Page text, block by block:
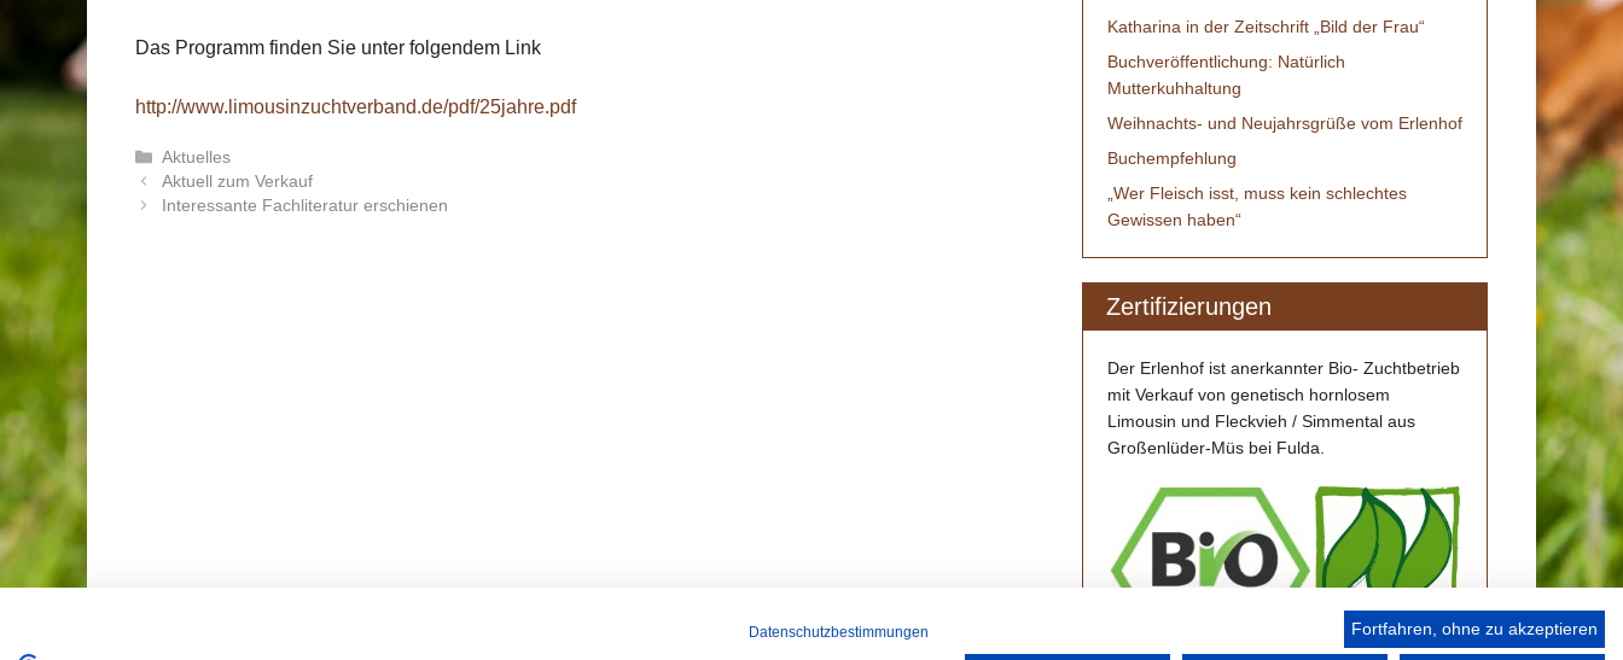
Das Programm finden Sie unter folgendem Link
http://www.limousinzuchtverband.de/pdf/25jahre.pdf
Kategorien
Aktuelles
Beitrags-
Navigation
Aktuell zum Verkauf
Interessante Fachliteratur erschienen
Katharina in der Zeitschrift „Bild der Frau“
Buchveröffentlichung: Natürlich
Mutterkuhhaltung
Weihnachts- und Neujahrsgrüße vom Erlenhof
Buchempfehlung
„Wer Fleisch isst, muss kein schlechtes
Gewissen haben“
Zertifizierungen
Der Erlenhof ist anerkannter Bio- Zuchtbetrieb
mit Verkauf von genetisch hornlosem
Limousin und Fleckvieh / Simmental aus
Großenlüder-Müs bei Fulda.
Fortfahren, ohne zu akzeptieren
Datenschutzbestimmungen